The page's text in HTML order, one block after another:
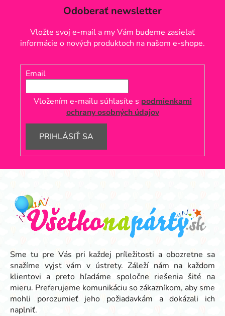
Odoberať newsletter
Vložte svoj e-mail a my Vám budeme zasielať
informácie o nových produktoch na našom e-shope.
Email
Vložením e-mailu súhlasíte s podmienkami
ochrany osobných údajov
PRIHLÁSIŤ SA
Z
Sme tu pre Vás pri každej príležitosti a obozretne sa
snažíme vyjsť vám v ústrety. Záleží nám na každom
klientovi a preto hľadáme spoločne riešenia šité na
mieru. Preferujeme komunikáciu so zákazníkom, aby sme
mohli porozumieť jeho požiadavkám a dokázali ich
naplniť.